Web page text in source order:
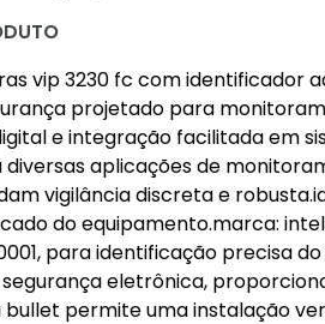
vip 3230 fc com identificador
projetado para
e integração facilitada em
diversas aplicações de
vigilância discreta e
do equipamento.marca:
para identificação precisa
eletrônica,
permite uma instalação